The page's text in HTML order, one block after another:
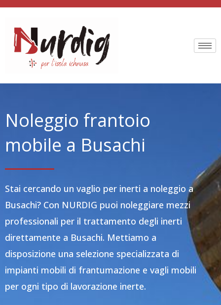
Vai
contenuto
Noleggio frantoio
mobile a Busachi
Stai cercando un vaglio per inerti a noleggio a
Busachi? Con NURDIG puoi noleggiare mezzi
professionali per il trattamento degli inerti
direttamente a Busachi. Mettiamo a
disposizione una selezione specializzata di
impianti mobili di frantumazione e vagli mobili
per ogni tipo di lavorazione inerte.